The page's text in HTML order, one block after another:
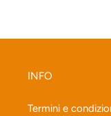
INFO
Termini e